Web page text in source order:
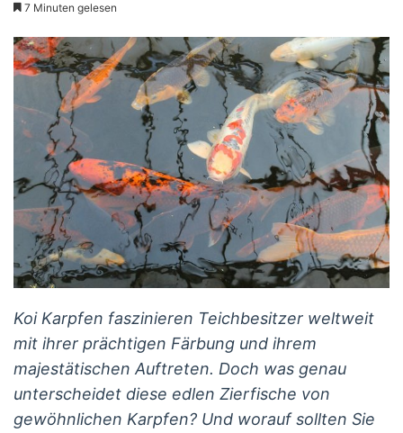
7 Minuten gelesen
Koi Karpfen faszinieren Teichbesitzer weltweit
mit ihrer prächtigen Färbung und ihrem
majestätischen Auftreten. Doch was genau
unterscheidet diese edlen Zierfische von
gewöhnlichen Karpfen? Und worauf sollten Sie